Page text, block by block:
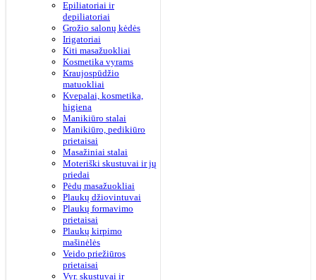
Epiliatoriai ir
depiliatoriai
Grožio salonų kėdės
Irigatoriai
Kiti masažuokliai
Kosmetika vyrams
Kraujospūdžio
matuokliai
Kvepalai, kosmetika,
higiena
Manikiūro stalai
Manikiūro, pedikiūro
prietaisai
Masažiniai stalai
Moteriški skustuvai ir jų
priedai
Pėdų masažuokliai
Plaukų džiovintuvai
Plaukų formavimo
prietaisai
Plaukų kirpimo
mašinėlės
Veido priežiūros
prietaisai
Vyr. skustuvai ir